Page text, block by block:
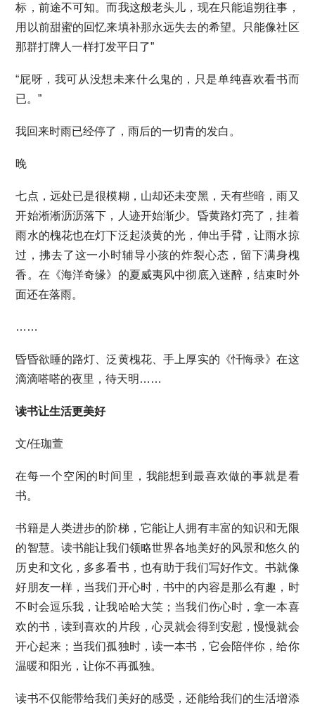
标，前途不可知。而我这般老头儿，现在只能追朔往事，
用以前甜蜜的回忆来填补那永远失去的希望。只能像社区
那群打牌人一样打发平日了”
“屁呀，我可从没想未来什么鬼的，只是单纯喜欢看书而
已。”
我回来时雨已经停了，雨后的一切青的发白。
晚
七点，远处已是很模糊，山却还未变黑，天有些暗，雨又
开始淅淅沥沥落下，人迹开始渐少。昏黄路灯亮了，挂着
雨水的槐花也在灯下泛起淡黄的光，伸出手臂，让雨水掠
过，拂去了这一小时辅导小孩的炸裂心态，留下满身槐
香。在《海洋奇缘》的夏威夷风中彻底入迷醉，结束时外
面还在落雨。
……
昏昏欲睡的路灯、泛黄槐花、手上厚实的《忏悔录》在这
滴滴嗒嗒的夜里，待天明……
读书让生活更美好
文/任珈萱
在每一个空闲的时间里，我能想到最喜欢做的事就是看
书。
书籍是人类进步的阶梯，它能让人拥有丰富的知识和无限
的智慧。读书能让我们领略世界各地美好的风景和悠久的
历史和文化，多多看书，也有助于我们写好作文。书就像
好朋友一样，当我们开心时，书中的内容是那么有趣，时
不时会逗乐我，让我哈哈大笑；当我们伤心时，拿一本喜
欢的书，读到喜欢的片段，心灵就会得到安慰，慢慢就会
开心起来；当我们孤独时，读一本书，它会陪伴你，给你
温暖和阳光，让你不再孤独。
读书不仅能带给我们美好的感受，还能给我们的生活增添